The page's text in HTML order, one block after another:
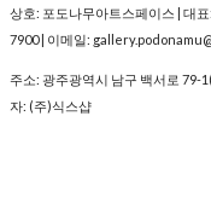
상호: 포도나무아트스페이스 | 대
7900 | 이메일:
주소: 광주광역시 남구 백서로 79-
자: (주)식스샵